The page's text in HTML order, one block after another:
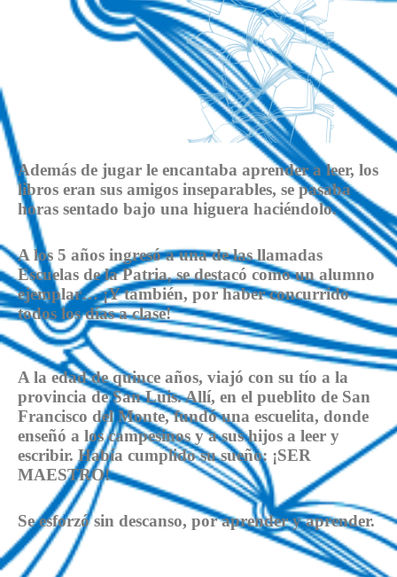
Además de jugar le encantaba aprender a leer, los
libros eran sus amigos inseparables, se pasaba
horas sentado bajo una higuera haciéndolo.
A los 5 años ingresó a una de las llamadas
Escuelas de la Patria, se destacó como un alumno
ejemplar… ¡Y también, por haber concurrido
todos los días a clase!
A la edad de quince años, viajó con su tío a la
provincia de San Luis. Allí, en el pueblito de San
Francisco del Monte, fundó una escuelita, donde
enseñó a los campesinos y a sus hijos a leer y
escribir. Había cumplido su sueño: ¡SER
MAESTRO!
Se esforzó sin descanso, por aprender y aprender.